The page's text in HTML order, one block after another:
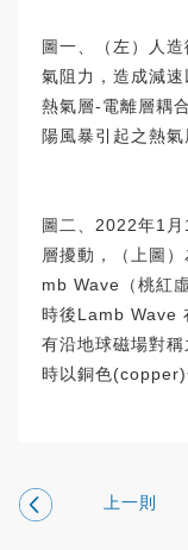
圖一、（左）人
氣阻力，造成減
熱氣層-電離層耦
陽風暴引起之熱氣
圖二、2022年1
層擾動，（上圖
mb Wave（桃紅
時後Lamb Wave
有沿地球磁場對
時以銅色(copper)
上一則